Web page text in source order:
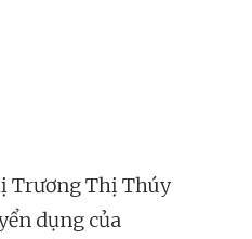
Trương Thị Thúy
dụng của